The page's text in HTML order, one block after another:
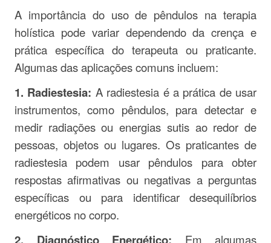
A importância do uso de pêndulos na terapia
holística pode variar dependendo da crença e
prática específica do terapeuta ou praticante.
Algumas das aplicações comuns incluem:
1. Radiestesia: A radiestesia é a prática de usar
instrumentos, como pêndulos, para detectar e
medir radiações ou energias sutis ao redor de
pessoas, objetos ou lugares. Os praticantes de
radiestesia podem usar pêndulos para obter
respostas afirmativas ou negativas a perguntas
específicas ou para identificar desequilíbrios
energéticos no corpo.
2. Diagnóstico Energético: Em algumas